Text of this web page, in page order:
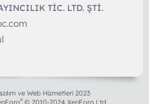
TİC. LTD. ŞTİ.
ve Web Hizmetleri 2023
® © 2010-2024 XenForo Ltd.